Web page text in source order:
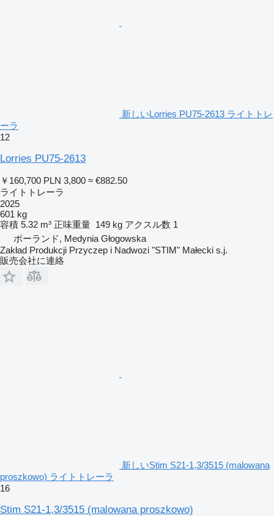
新しいLorries PU75-2613 ライトトレ
ーラ
12
Lorries PU75-2613
￥160,700 PLN 3,800 ≈ €882.50
ライトトレーラ
2025
601 kg
容積 5.32 m³ 正味重量 149 kg アクスル数 1
ポーランド, Medynia Głogowska
Zakład Produkcji Przyczep i Nadwozi "STIM" Małecki s.j.
販売会社に連絡
新しいStim S21-1,3/3515 (malowana
proszkowo) ライトトレーラ
16
Stim S21-1,3/3515 (malowana proszkowo)